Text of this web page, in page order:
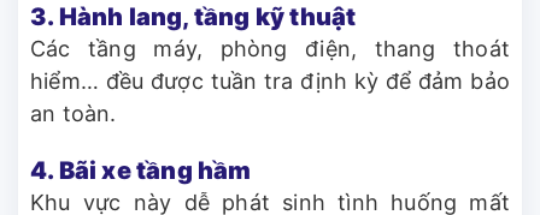
3. Hành lang, tầng kỹ thuật
Các tầng máy, phòng điện, thang thoát
hiểm… đều được tuần tra định kỳ để đảm bảo
an toàn.
4. Bãi xe tầng hầm
Khu vực này dễ phát sinh tình huống mất